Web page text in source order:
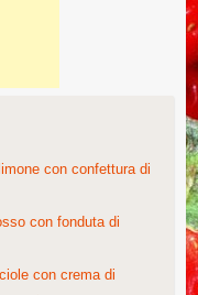
con confettura di
con fonduta di
con crema di